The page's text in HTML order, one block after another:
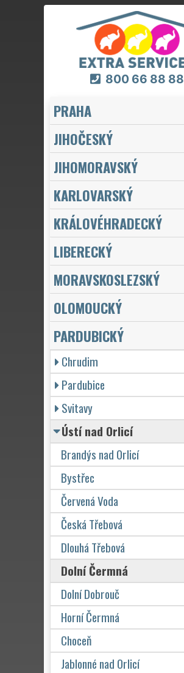
800 66 88 88
PRAHA
JIHOČESKÝ
JIHOMORAVSKÝ
KARLOVARSKÝ
KRÁLOVÉHRADECKÝ
LIBERECKÝ
MORAVSKOSLEZSKÝ
OLOMOUCKÝ
PARDUBICKÝ
Chrudim
Pardubice
Svitavy
Ústí nad Orlicí
Brandýs nad Orlicí
Bystřec
Červená Voda
Česká Třebová
Dlouhá Třebová
Dolní Čermná
Dolní Dobrouč
Horní Čermná
Choceň
Jablonné nad Orlicí